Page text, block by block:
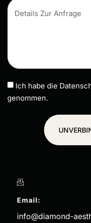
Ich habe die
genommen.
Email:
info@diamond-